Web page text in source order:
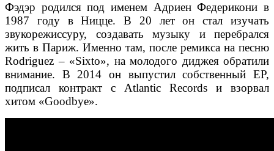
Фэдэр родился под именем Адриен Федерикони в
1987 году в Ницце. В 20 лет он стал изучать
звукорежиссуру, создавать музыку и перебрался
жить в Париж. Именно там, после ремикса на песню
Rodriguez – «Sixto», на молодого диджея обратили
внимание. В 2014 он выпустил собственный EP,
подписал контракт с Atlantic Records и взорвал
хитом «Goodbye».